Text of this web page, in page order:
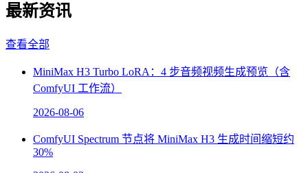
最新资讯
查看全部
MiniMax H3 Turbo LoRA：4 步音频视频生成预览（含
ComfyUI 工作流）
2026-08-06
ComfyUI Spectrum 节点将 MiniMax H3 生成时间缩短约
30%